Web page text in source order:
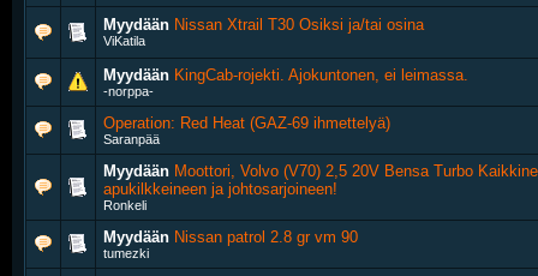
Myydään Nissan Xtrail T30 Osiksi ja/tai osina
ViKatila
Myydään KingCab-rojekti. Ajokuntonen, ei leimassa.
-norppa-
Operation: Red Heat (GAZ-69 ihmettelyä)
Saranpää
Myydään Moottori, Volvo (V70) 2,5 20V Bensa Turbo Kaikkine
apukilkkeineen ja johtosarjoineen!
Ronkeli
Myydään Nissan patrol 2.8 gr vm 90
tumezki